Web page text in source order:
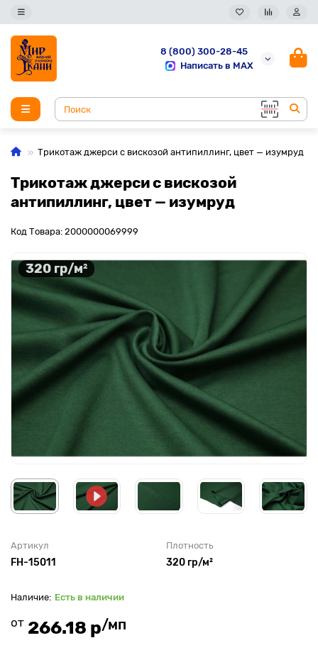
8 (800) 300-28-45
Написать в MAX
Трикотаж джерси с вискозой антипиллинг, цвет — изумруд
Трикотаж джерси с вискозой
антипиллинг, цвет — изумруд
Код Товара: 2000000069999
320 гр/м²
Артикул
FH-15011
Плотность
320 гр/м²
Есть в наличии
от 266.18 р/мп